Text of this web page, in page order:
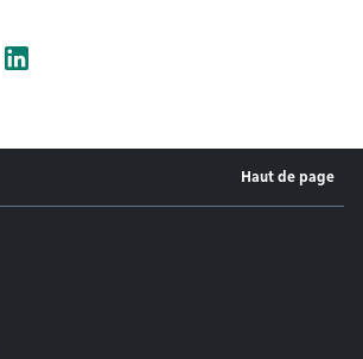
Haut de page